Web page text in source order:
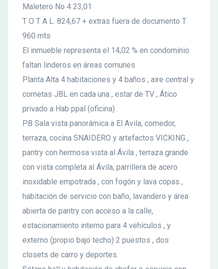
Maletero No 4 23,01
T O T A L. 824,67 + extras fuera de documento T
960 mts
El inmueble representa el 14,02 % en condominio
faltan linderos en áreas comunes
Planta Alta 4 habitaciones y 4 baños , aire central y
cornetas JBL en cada una , estar de TV , Ático
privado a Hab ppal (oficina) .
PB Sala vista panorámica a El Avila, comedor,
terraza, cocina SNAIDERO y artefactos VICKING ,
pantry con hermosa vista al Ávila , terraza grande
con vista completa al Ávila, parrillera de acero
inoxidable empotrada , con fogón y lava copas ,
habitación de servicio con baño, lavandero y área
abierta de pantry con acceso a la calle,
estacionamiento interno para 4 vehículos , y
externo (propio bajo techo) 2 puestos , dos
closets de carro y deportes.